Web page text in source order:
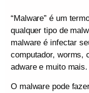
“Malware” é um
qualquer tipo de
malware é infectar
computador, worms,
adware e muito mais.
O malware pode